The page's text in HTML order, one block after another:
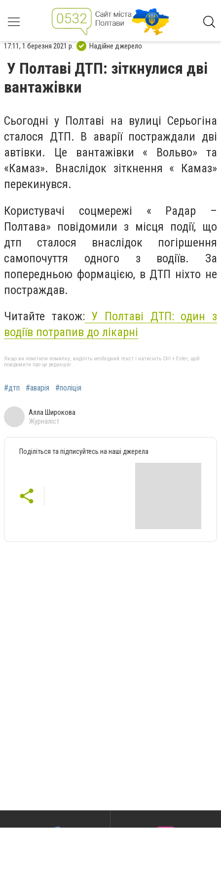
17:11, 1 березня 2021 р. Надійне джерело
У Полтаві ДТП: зіткнулися дві
вантажівки
Сьогодні у Полтаві на вулиці Серьогіна
сталося ДТП. В аварії постраждали дві
автівки. Це вантажівки « Вольво» та
«Камаз». Внаслідок зіткнення « Камаз»
перекинувся.
Користувачі соцмережі « Радар –
Полтава» повідомили з місця події, що
дтп сталося внаслідок погіршення
самопочуття одного з водіїв. За
попередньою формацією, в ДТП ніхто не
постраждав.
Читайте також: У Полтаві ДТП: один з
водіїв потрапив до лікарні
Якщо ви помітили помилку, виділіть необхідний текст і натисніть Ctrl + Enter, щоб
повідомити про це редакцію
#дтп #аварія #поліція
Алла Широкова
Журналіст
Поділіться та підписуйтесь на наші джерела